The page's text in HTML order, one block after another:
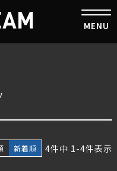
新着順 4件中 1 -4件表示